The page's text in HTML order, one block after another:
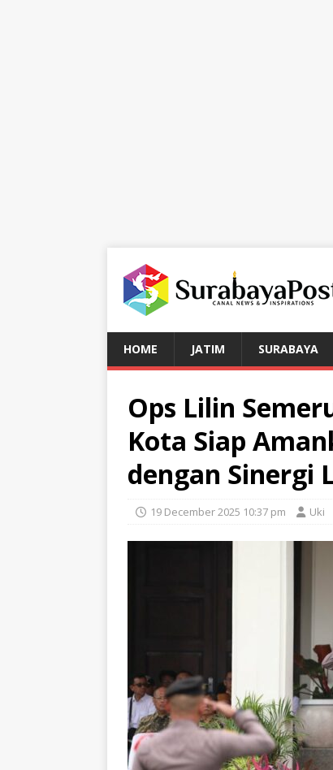
HOME JATIM SURABAYA
Ops Lilin
Kota Siap
dengan Sinergi
19 December 2025 10:37 pm Uki